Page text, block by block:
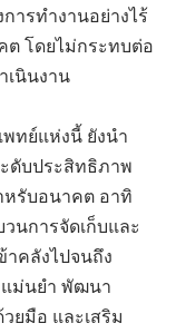
ารทำงานอย่างไร้
ต โดยไม่กระทบต่อ
เนินงาน
ทย์แห่งนี้ ยังนำ
ดับประสิทธิภาพ
หรับอนาคต อาทิ
นการจัดเก็บและ
คลังไปจนถึง
แม่นยำ พัฒนา
ยมือ และเสริม